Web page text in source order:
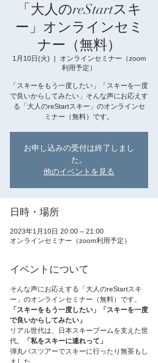
「大人のreStartスキ
ー」オンラインセミ
ナー（無料）
1月10日(火)
  |
オンラインセミナー（zoom
利用予定）
「スキーをもう一度したい」「スキーを一度
で良いからしてみたい」そんな声にお応えす
る「大人のreStartスキー」のオンラインセ
ミナー（無料）です。
お申し込みの受付は終了しまし
た。
他のイベントを見る
日時・場所
2023年1月10日 20:00 – 21:00
オンラインセミナー（zoom利用予定）
イベントについて
そんな声にお応えする「大人のreStartスキ
ー」のオンラインセミナー（無料）です。
「スキーをもう一度したい」「スキーを一度
で良いからしてみたい」
リアル世代は、日本スキーブームを支えた世
代。
「私をスキーに連れって」
弾丸バスツアーでスキーに行ったり無茶もし
ました。